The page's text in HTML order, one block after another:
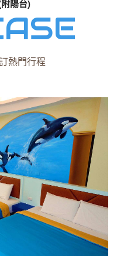
陽台)
熱門行程